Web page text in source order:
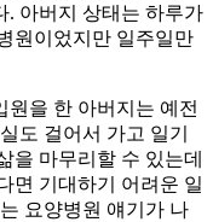
. 아버지 상태는 하루가
원이었지만 일주일만
원을 한 아버지는 예전
도 걸어서 가고 일기
을 마무리할 수 있는데
면 기대하기 어려운 일
요양병원 얘기가 나